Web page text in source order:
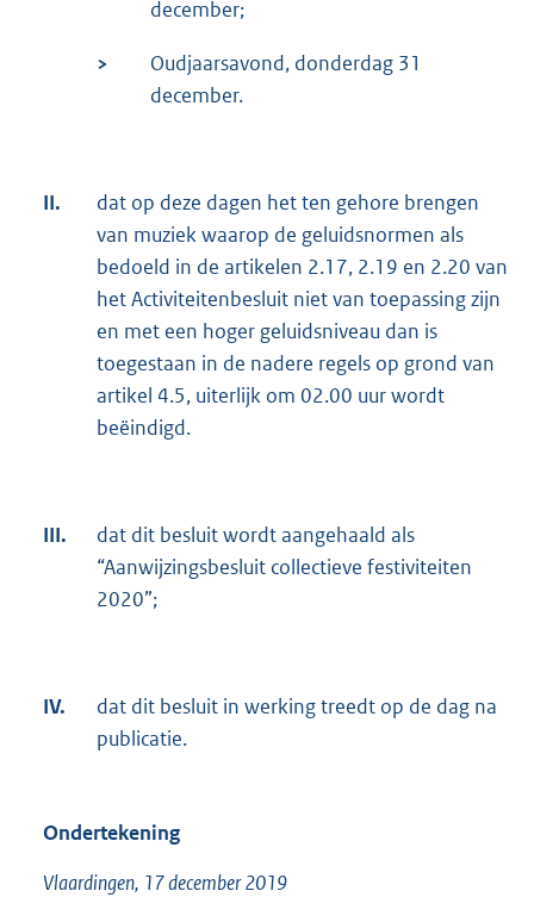
december;
>
Oudjaarsavond, donderdag 31
december.
II.
dat op deze dagen het ten gehore brengen
van muziek waarop de geluidsnormen als
bedoeld in de artikelen 2.17, 2.19 en 2.20 van
het Activiteitenbesluit niet van toepassing zijn
en met een hoger geluidsniveau dan is
toegestaan in de nadere regels op grond van
artikel 4.5, uiterlijk om 02.00 uur wordt
beëindigd.
III.
dat dit besluit wordt aangehaald als
“Aanwijzingsbesluit collectieve festiviteiten
2020”;
IV.
dat dit besluit in werking treedt op de dag na
publicatie.
Ondertekening
Vlaardingen, 17 december 2019